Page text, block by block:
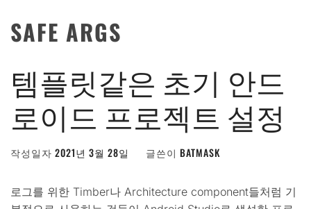
SAFE ARGS
템플릿같은 초기 안드
로이드 프로젝트 설정
작성일자 2021년 3월 28일 글쓴이 BATMASK
로그를 위한 Timber나 Architecture component들처럼 기